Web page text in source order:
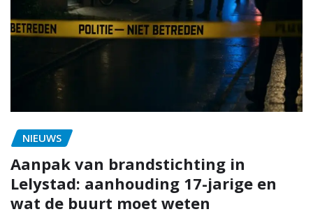
NIEUWS
Aanpak van brandstichting in
Lelystad: aanhouding 17-jarige en
wat de buurt moet weten